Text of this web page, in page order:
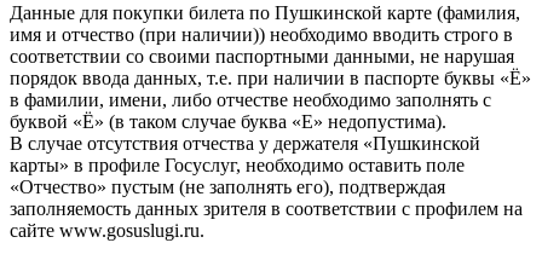
Данные для покупки билета по Пушкинской карте (фамилия,
имя и отчество (при наличии)) необходимо вводить строго в
соответствии со своими паспортными данными, не нарушая
порядок ввода данных, т.е. при наличии в паспорте буквы «Ё»
в фамилии, имени, либо отчестве необходимо заполнять с
буквой «Ё» (в таком случае буква «Е» недопустима).
В случае отсутствия отчества у держателя «Пушкинской
карты» в профиле Госуслуг, необходимо оставить поле
«Отчество» пустым (не заполнять его), подтверждая
заполняемость данных зрителя в соответствии с профилем на
сайте www.gosuslugi.ru.